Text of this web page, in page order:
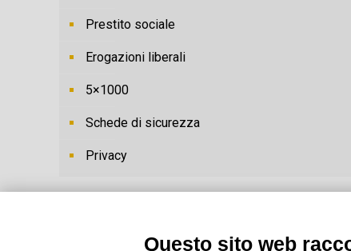
Prestito sociale
Erogazioni liberali
5×1000
Schede di sicurezza
Privacy
Questo sito web